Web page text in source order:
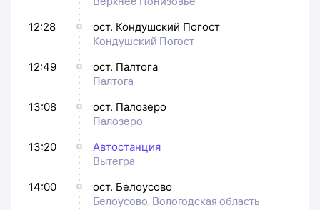
12:28
ост. Кондушский Погост
Кондушский Погост
12:49
ост. Палтога
Палтога
13:08
ост. Палозеро
Палозеро
13:20
Автостанция
Вытегра
14:00
ост. Белоусово
Белоусово, Вологодская область